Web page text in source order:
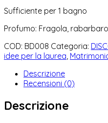
Sufficiente per 1 bagno
Profumo: Fragola,
COD: BD008 Categoria:
idee per la laurea
Descrizione
Recensioni (0)
Descrizione